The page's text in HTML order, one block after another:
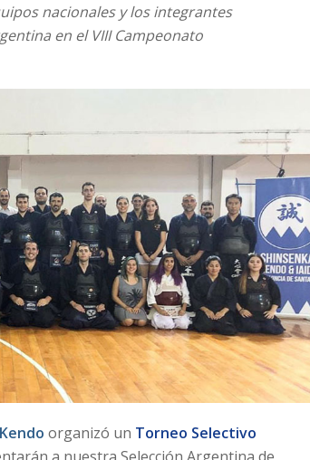
nacionales y los integrantes
en el VIII Campeonato
organizó un Torneo Selectivo
a nuestra Selección Argentina de